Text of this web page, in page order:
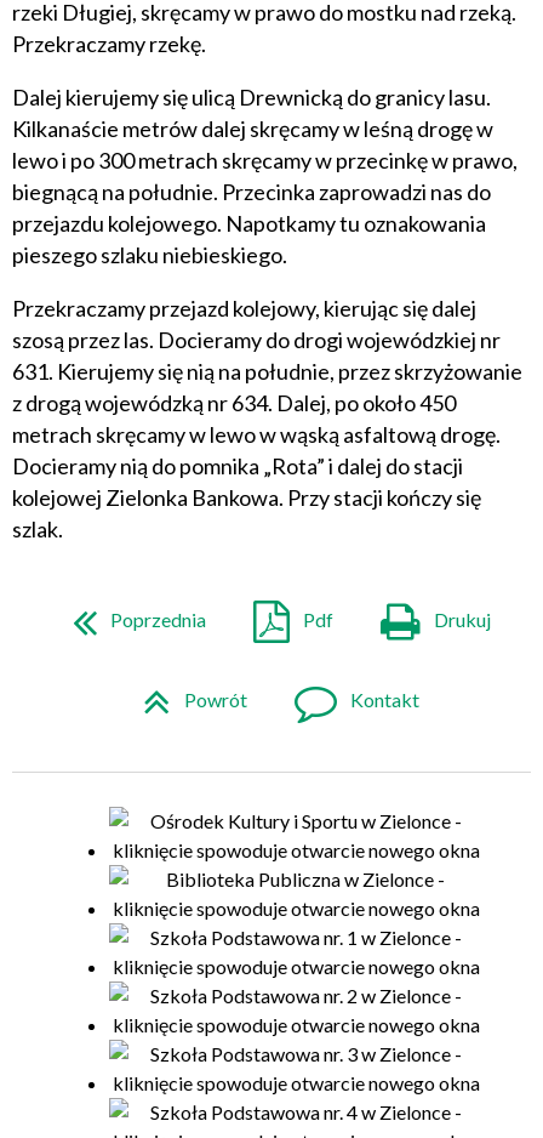
rzeki Długiej, skręcamy w prawo do mostku nad rzeką.
Przekraczamy rzekę.
Dalej kierujemy się ulicą Drewnicką do granicy lasu.
Kilkanaście metrów dalej skręcamy w leśną drogę w
lewo i po 300 metrach skręcamy w przecinkę w prawo,
biegnącą na południe. Przecinka zaprowadzi nas do
przejazdu kolejowego. Napotkamy tu oznakowania
pieszego szlaku niebieskiego.
Przekraczamy przejazd kolejowy, kierując się dalej
szosą przez las. Docieramy do drogi wojewódzkiej nr
631. Kierujemy się nią na południe, przez skrzyżowanie
z drogą wojewódzką nr 634. Dalej, po około 450
metrach skręcamy w lewo w wąską asfaltową drogę.
Docieramy nią do pomnika „Rota” i dalej do stacji
kolejowej Zielonka Bankowa. Przy stacji kończy się
szlak.
Poprzednia Pdf Drukuj
Powrót Kontakt